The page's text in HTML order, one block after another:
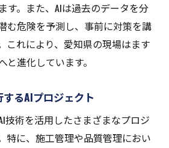
す。また、AIは過去のデータを分
む危険を予測し、事前に対策を講
これにより、愛知県の現場はます
と進化しています。
るAIプロジェクト
技術を活用したさまざまなプロジ
特に、施工管理や品質管理におい